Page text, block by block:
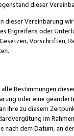
dieser
dieser Vereinbarung
Ergreifens oder
Vorschriften,
Bestimmungen
oder eine
Ihre zu diesem
im
dem Datum, an